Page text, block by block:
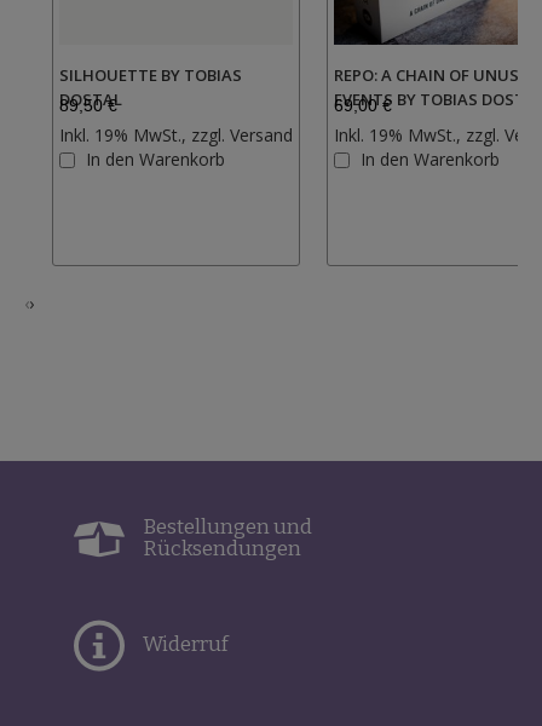
SILHOUETTE BY TOBIAS
DOSTAL
89,50 €
Inkl. 19% MwSt., zzgl. Versand
In den Warenkorb
REPO: A CHAIN OF
EVENTS BY TOBIAS
69,00 €
Inkl. 19% MwSt., zzgl.
In den Warenkorb
‹›
Bestellungen und
Rücksendungen
Widerruf